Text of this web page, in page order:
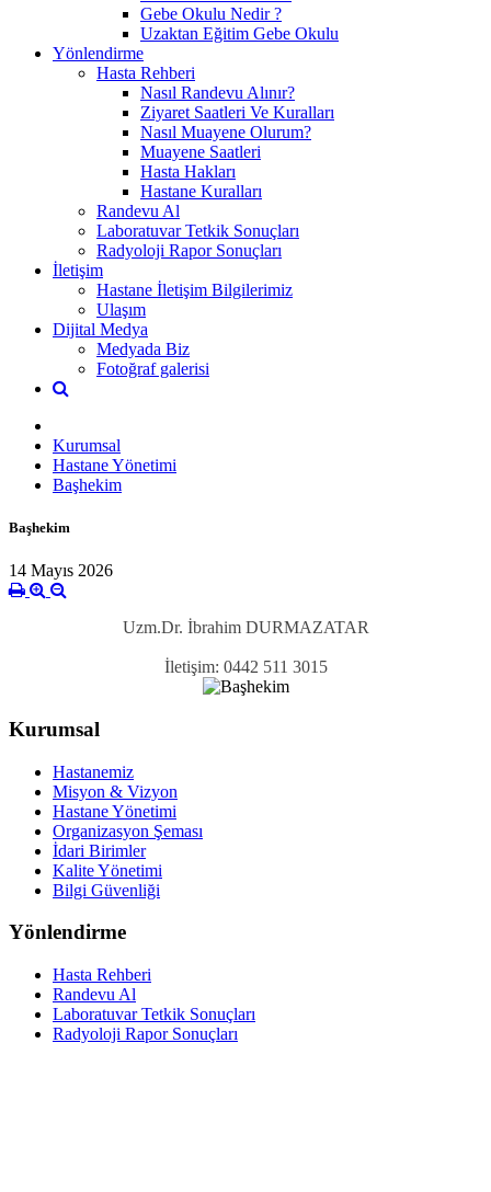
Gebe Okulu Nedir ?
Uzaktan Eğitim Gebe Okulu
Yönlendirme
Hasta Rehberi
Nasıl Randevu Alınır?
Ziyaret Saatleri Ve Kuralları
Nasıl Muayene Olurum?
Muayene Saatleri
Hasta Hakları
Hastane Kuralları
Randevu Al
Laboratuvar Tetkik Sonuçları
Radyoloji Rapor Sonuçları
İletişim
Hastane İletişim Bilgilerimiz
Ulaşım
Dijital Medya
Medyada Biz
Fotoğraf galerisi
Kurumsal
Hastane Yönetimi
Başhekim
Başhekim
14 Mayıs 2026
Uzm.Dr. İbrahim DURMAZATAR
İletişim: 0442 511 3015
Kurumsal
Hastanemiz
Misyon & Vizyon
Hastane Yönetimi
Organizasyon Şeması
İdari Birimler
Kalite Yönetimi
Bilgi Güvenliği
Yönlendirme
Hasta Rehberi
Randevu Al
Laboratuvar Tetkik Sonuçları
Radyoloji Rapor Sonuçları